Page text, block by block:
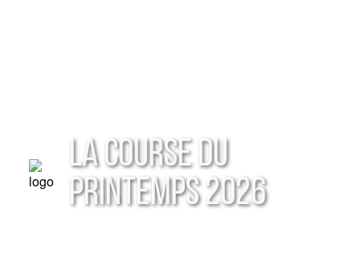
LA COURSE DU
PRINTEMPS 2026